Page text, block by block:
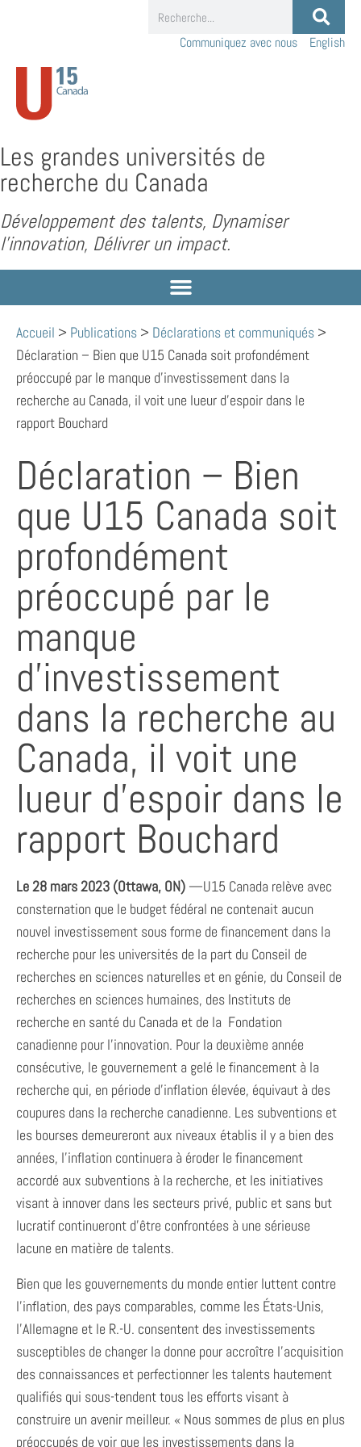
Communiquez avec nous English
Les grandes universités de
recherche du Canada
Développement des talents, Dynamiser
l’innovation, Délivrer un impact.
Accueil > Publications > Déclarations et communiqués >
Déclaration – Bien que U15 Canada soit profondément
préoccupé par le manque d’investissement dans la
recherche au Canada, il voit une lueur d’espoir dans le
rapport Bouchard
Déclaration – Bien
que U15 Canada soit
profondément
préoccupé par le
manque
d’investissement
dans la recherche au
Canada, il voit une
lueur d’espoir dans le
rapport Bouchard
Le 28 mars 2023 (Ottawa, ON) —U15 Canada relève avec
consternation que le budget fédéral ne contenait aucun
nouvel investissement sous forme de financement dans la
recherche pour les universités de la part du Conseil de
recherches en sciences naturelles et en génie, du Conseil de
recherches en sciences humaines, des Instituts de
recherche en santé du Canada et de la Fondation
canadienne pour l’innovation. Pour la deuxième année
consécutive, le gouvernement a gelé le financement à la
recherche qui, en période d’inflation élevée, équivaut à des
coupures dans la recherche canadienne. Les subventions et
les bourses demeureront aux niveaux établis il y a bien des
années, l’inflation continuera à éroder le financement
accordé aux subventions à la recherche, et les initiatives
visant à innover dans les secteurs privé, public et sans but
lucratif continueront d’être confrontées à une sérieuse
lacune en matière de talents.
Bien que les gouvernements du monde entier luttent contre
l’inflation, des pays comparables, comme les États-Unis,
l’Allemagne et le R.-U. consentent des investissements
susceptibles de changer la donne pour accroître l’acquisition
des connaissances et perfectionner les talents hautement
qualifiés qui sous-tendent tous les efforts visant à
construire un avenir meilleur. « Nous sommes de plus en plus
préoccupés de voir que les investissements dans la